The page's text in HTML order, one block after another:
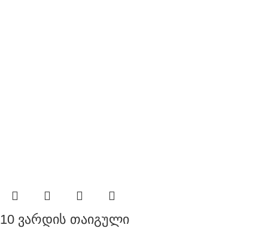
10 ვარდის თაიგული